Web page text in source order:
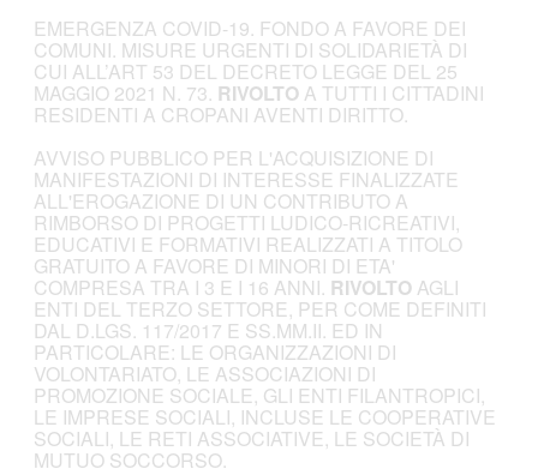
EMERGENZA COVID-19. FONDO A FAVORE DEI
COMUNI. MISURE URGENTI DI SOLIDARIETÀ DI
CUI ALL’ART 53 DEL DECRETO LEGGE DEL 25
MAGGIO 2021 N. 73. RIVOLTO A TUTTI I CITTADINI
RESIDENTI A CROPANI AVENTI DIRITTO.
AVVISO PUBBLICO PER L'ACQUISIZIONE DI
MANIFESTAZIONI DI INTERESSE FINALIZZATE
ALL'EROGAZIONE DI UN CONTRIBUTO A
RIMBORSO DI PROGETTI LUDICO-RICREATIVI,
EDUCATIVI E FORMATIVI REALIZZATI A TITOLO
GRATUITO A FAVORE DI MINORI DI ETA'
COMPRESA TRA I 3 E I 16 ANNI. RIVOLTO AGLI
ENTI DEL TERZO SETTORE, PER COME DEFINITI
DAL D.LGS. 117/2017 E SS.MM.II. ED IN
PARTICOLARE: LE ORGANIZZAZIONI DI
VOLONTARIATO, LE ASSOCIAZIONI DI
PROMOZIONE SOCIALE, GLI ENTI FILANTROPICI,
LE IMPRESE SOCIALI, INCLUSE LE COOPERATIVE
SOCIALI, LE RETI ASSOCIATIVE, LE SOCIETÀ DI
MUTUO SOCCORSO.